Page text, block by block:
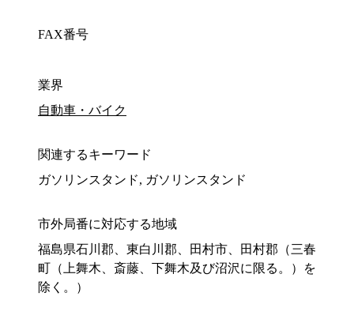
FAX番号
業界
自動車・バイク
関連するキーワード
ガソリンスタンド, ガソリンスタンド
市外局番に対応する地域
福島県石川郡、東白川郡、田村市、田村郡（三春
町（上舞木、斎藤、下舞木及び沼沢に限る。）を
除く。）